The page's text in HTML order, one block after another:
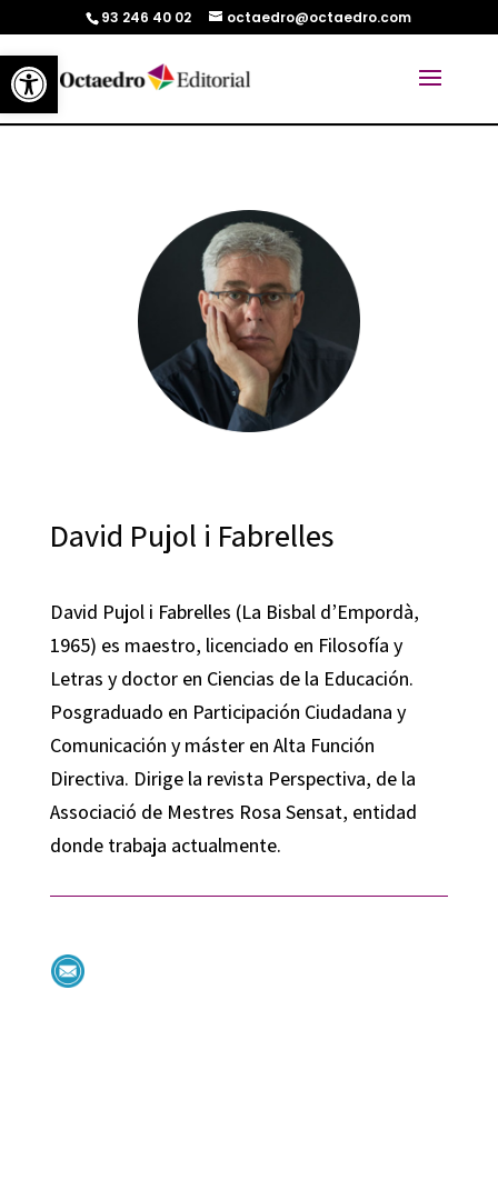
Abrir barra de herramientas
93 246 40 02 octaedro@octaedro.com
David Pujol i Fabrelles
David Pujol i Fabrelles (La Bisbal d’Empordà,
1965) es maestro, licenciado en Filosofía y
Letras y doctor en Ciencias de la Educación.
Posgraduado en Participación Ciudadana y
Comunicación y máster en Alta Función
Directiva. Dirige la revista Perspectiva, de la
Associació de Mestres Rosa Sensat, entidad
donde trabaja actualmente.